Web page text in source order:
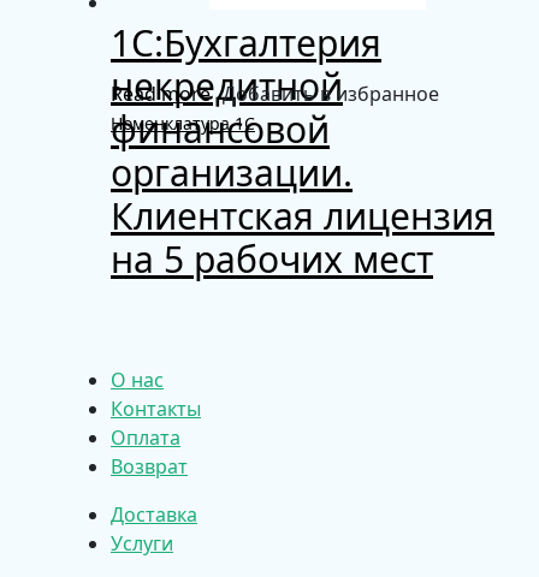
1С:Бухгалтерия
некредитной
финансовой
организации.
Клиентская лицензия
на 5 рабочих мест
Read more Добавить в избранное
Номенклатура 1С
О нас
Контакты
Оплата
Возврат
Доставка
Услуги